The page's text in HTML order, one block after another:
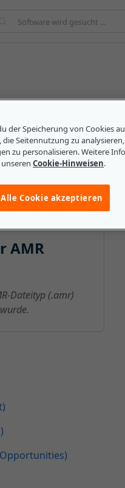
wird als Codec
bei der
liegt daran, dass
AMR
Dateityp (.amr)
der Speicherung von Cookies
Seitennutzung zu
zu personalisieren. Weitere
Cookie-Hinweisen.
Alle Cookie akzeptieren